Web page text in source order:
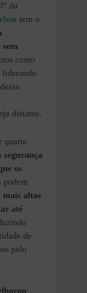
da
tem o
como
liderando
distante.
quarta
os
podem
altas
até
de
pelo